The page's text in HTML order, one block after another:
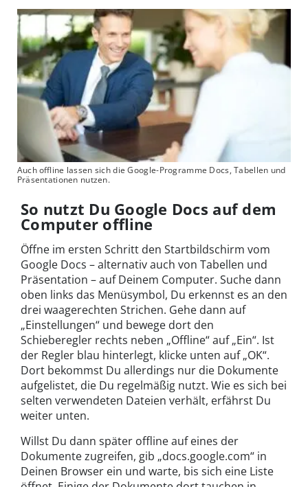
Auch offline lassen sich die Google-Programme Docs, Tabellen und
Präsentationen nutzen.
So nutzt Du Google Docs auf dem
Computer offline
Öffne im ersten Schritt den Startbildschirm vom
Google Docs – alternativ auch von Tabellen und
Präsentation – auf Deinem Computer. Suche dann
oben links das Menüsymbol, Du erkennst es an den
drei waagerechten Strichen. Gehe dann auf
„Einstellungen“ und bewege dort den
Schieberegler rechts neben „Offline“ auf „Ein“. Ist
der Regler blau hinterlegt, klicke unten auf „OK“.
Dort bekommst Du allerdings nur die Dokumente
aufgelistet, die Du regelmäßig nutzt. Wie es sich bei
selten verwendeten Dateien verhält, erfährst Du
weiter unten.
Willst Du dann später offline auf eines der
Dokumente zugreifen, gib „docs.google.com“ in
Deinen Browser ein und warte, bis sich eine Liste